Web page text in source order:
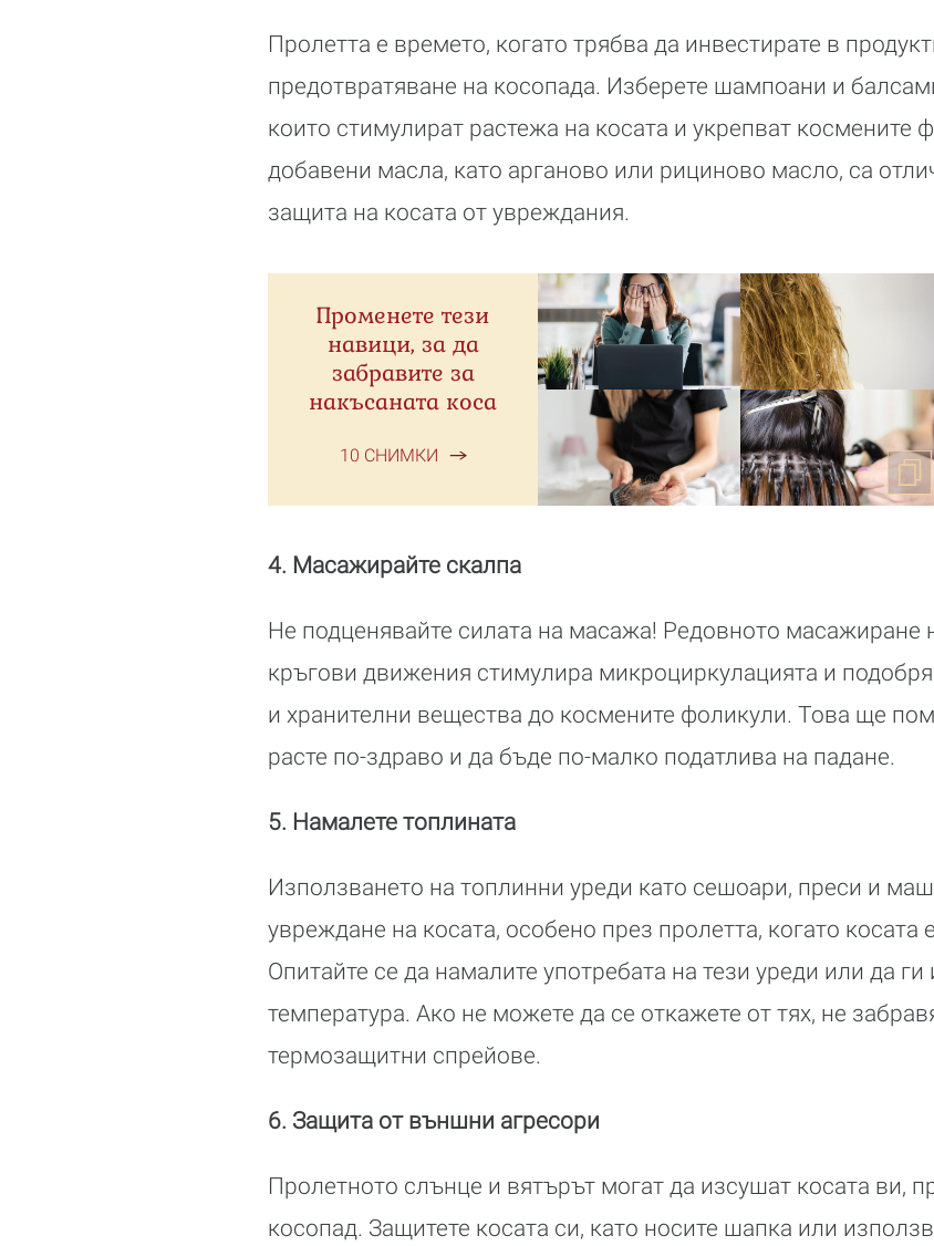
Пролетта е времето, когато трябва да инвестирате в
предотвратяване на косопада. Изберете шампоани и
които стимулират растежа на косата и укрепват космените
добавени масла, като арганово или рициново масло, са
защита на косата от увреждания.
Променете тези
навици, за да
забравите за
накъсаната коса
10 СНИМКИ
4. Масажирайте скалпа
Не подценявайте силата на масажа! Редовното масажиране
кръгови движения стимулира микроциркулацията и
и хранителни вещества до космените фоликули. Това ще
расте по-здраво и да бъде по-малко податлива на падане.
5. Намалете топлината
Използването на топлинни уреди като сешоари, преси и
увреждане на косата, особено през пролетта, когато косата
Опитайте се да намалите употребата на тези уреди или да
температура. Ако не можете да се откажете от тях, не
термозащитни спрейове.
6. Защита от външни агресори
Пролетното слънце и вятърът могат да изсушат косата ви,
косопад. Защитете косата си, като носите шапка или